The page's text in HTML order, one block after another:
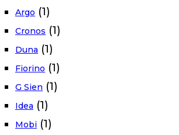
Argo (1)
Cronos (1)
Duna (1)
Fiorino (1)
G Sien (1)
Idea (1)
Mobi (1)